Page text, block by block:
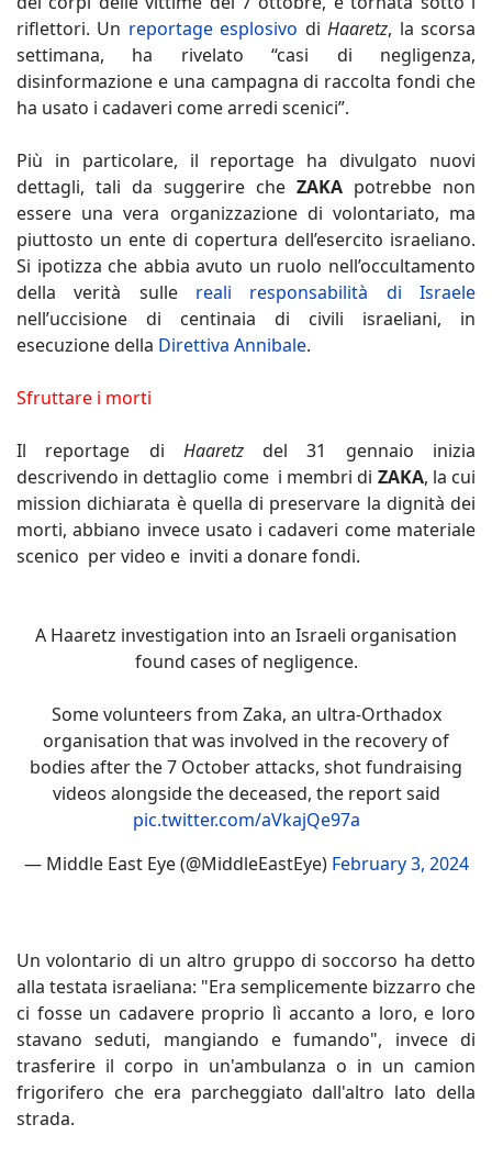
riflettori. Un reportage esplosivo diHaaretz, la scorsa
settimana, ha rivelato “casi di negligenza,
disinformazione e una campagna di raccolta fondi che
ha usato i cadaveri come arredi scenici”.
Più in particolare, il reportage ha divulgato nuovi
dettagli, tali da suggerire che ZAKA potrebbe non
essere una vera organizzazione di volontariato, ma
piuttosto un ente di copertura dell’esercito israeliano.
Si ipotizza che abbia avuto un ruolo nell’occultamento
della verità sulle reali responsabilità di Israele
nell’uccisione di centinaia di civili israeliani, in
esecuzione della Direttiva Annibale.
Sfruttare i morti
Il reportage di Haaretzdel 31 gennaio inizia
descrivendo in dettaglio come i membri di ZAKA, la cui
mission dichiarata è quella di preservare la dignità dei
morti, abbiano invece usato i cadaveri come materiale
scenico per video e inviti a donare fondi.
A Haaretz investigation into an Israeli organisation
found cases of negligence.
Some volunteers from Zaka, an ultra-Orthadox
organisation that was involved in the recovery of
bodies after the 7 October attacks, shot fundraising
videos alongside the deceased, the report said
pic.twitter.com/aVkajQe97a
— Middle East Eye (@MiddleEastEye) February 3, 2024
Un volontario di un altro gruppo di soccorso ha detto
alla testata israeliana: "Era semplicemente bizzarro che
ci fosse un cadavere proprio lì accanto a loro, e loro
stavano seduti, mangiando e fumando", invece di
trasferire il corpo in un'ambulanza o in un camion
frigorifero che era parcheggiato dall'altro lato della
strada.